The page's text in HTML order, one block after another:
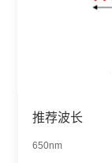
推荐波长
650nm